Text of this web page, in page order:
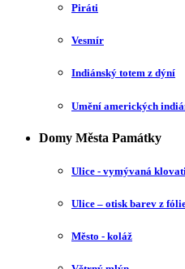
Piráti
Vesmír
Indiánský totem z dýní
Umění amerických
Domy Města Památky
Ulice - vymývaná
Ulice – otisk barev z
Město - koláž